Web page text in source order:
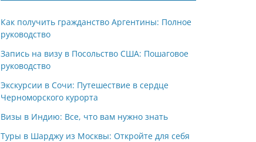
Как получить гражданство Аргентины: Полное
руководство
Запись на визу в Посольство США: Пошаговое
руководство
Экскурсии в Сочи: Путешествие в сердце
Черноморского курорта
Визы в Индию: Все, что вам нужно знать
Туры в Шарджу из Москвы: Откройте для себя